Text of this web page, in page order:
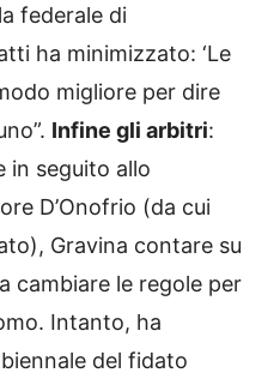
federale di
ha minimizzato: ‘Le
migliore per dire
Infine gli arbitri:
in seguito allo
D’Onofrio (da cui
Gravina contare su
cambiare le regole per
Intanto, ha
del fidato